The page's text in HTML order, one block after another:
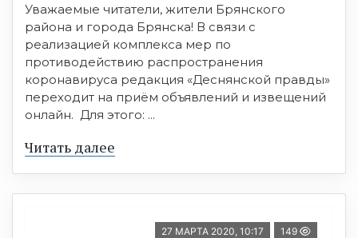
Уважаемые читатели, жители Брянского
района и города Брянска! В связи с
реализацией комплекса мер по
противодействию распространения
коронавируса редакция «Деснянской правды»
переходит на приём объявлений и извещений
онлайн. Для этого: ...
Читать далее
27 МАРТА 2020, 10:17 149